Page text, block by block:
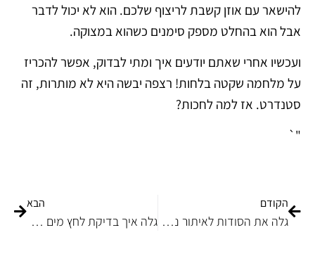
להישאר עם אוזן קשבת לריצוף שלכם. הוא לא יכול לדבר
אבל הוא בהחלט מספק סימנים כשהוא במצוקה.
ועכשיו אחרי שאתם יודעים איך ומתי לבדוק, אפשר להכריז
על מלחמה שקטה בלחות! רצפה יבשה היא לא מותרות, זה
סטנדרט. אז למה לחכות?
"`
הקודם
גלה את הסודות לאיתור נזילות בקירות!
הבא
גלה איך בדיקת לחץ מים מסייעת באיתור נזילה